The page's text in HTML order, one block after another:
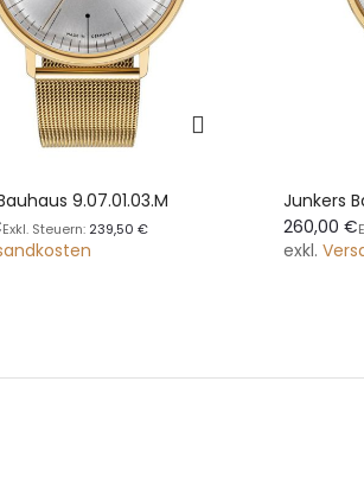
9.07.01.03.M
239,50 €
Junkers
260,00 €
exkl.